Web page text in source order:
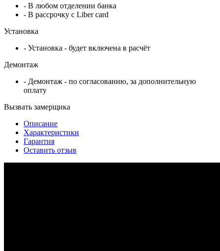
- В любом отделении банка
- В рассрочку c Liber card
Установка
- Установка - будет включена в расчёт
Демонтаж
- Демонтаж - по согласованию, за дополнительную
оплату
Вызвать замерщика
Описание
Характеристики
Гарантия
Оставить отзыв